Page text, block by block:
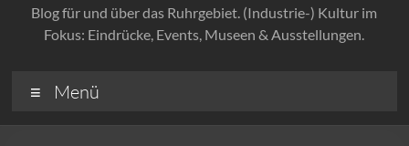
Blog für und über das Ruhrgebiet. (Industrie-) Kultur im
Fokus: Eindrücke, Events, Museen & Ausstellungen.
Menü